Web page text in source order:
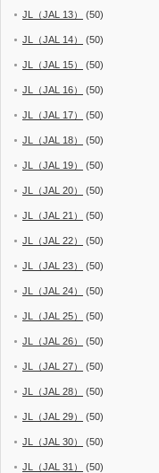
JL（JAL 13） (50)
JL（JAL 14） (50)
JL（JAL 15） (50)
JL（JAL 16） (50)
JL（JAL 17） (50)
JL（JAL 18） (50)
JL（JAL 19） (50)
JL（JAL 20） (50)
JL（JAL 21） (50)
JL（JAL 22） (50)
JL（JAL 23） (50)
JL（JAL 24） (50)
JL（JAL 25） (50)
JL（JAL 26） (50)
JL（JAL 27） (50)
JL（JAL 28） (50)
JL（JAL 29） (50)
JL（JAL 30） (50)
JL（JAL 31） (50)